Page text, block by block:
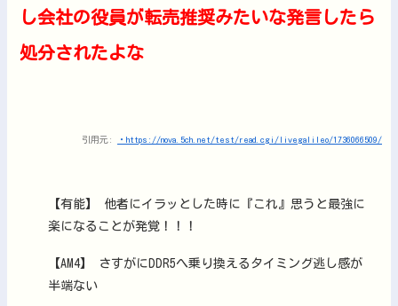
し会社の役員が転売推奨みたいな発言したら
処分されたよな
引用元: ・https://nova.5ch.net/test/read.cgi/livegalileo/1736066509/
【有能】 他者にイラッとした時に『これ』思うと最強に
楽になることが発覚！！！
【AM4】 さすがにDDR5へ乗り換えるタイミング逃し感が
半端ない